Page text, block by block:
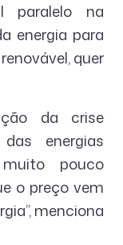
paralelo na
energia para
quer
da crise
energias
pouco
o preço vem
menciona